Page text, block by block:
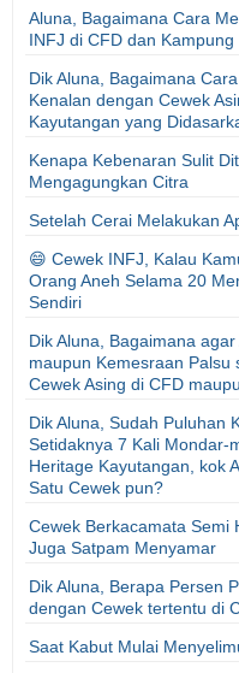
Aluna, Bagaimana Cara
INFJ di CFD dan
Dik Aluna, Bagaimana
Kenalan dengan Cewek
Kayutangan yang
Kenapa Kebenaran Sulit
Mengagungkan Citra
Setelah Cerai Melakukan
😄 Cewek INFJ, Kalau
Orang Aneh Selama 20
Sendiri
Dik Aluna, Bagaimana
maupun Kemesraan Palsu
Cewek Asing di CFD
Dik Aluna, Sudah Puluhan
Setidaknya 7 Kali Mondar-
Heritage Kayutangan, kok
Satu Cewek pun?
Cewek Berkacamata Semi
Juga Satpam Menyamar
Dik Aluna, Berapa Persen
dengan Cewek tertentu di
Saat Kabut Mulai